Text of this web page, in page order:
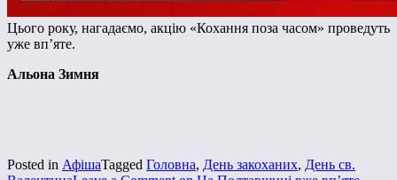
Цього року, нагадаємо, акцію «Кохання поза часом» проведуть
уже вп’яте.
Альона Зимня
Posted in АфішаTagged Головна, День закоханих, День св.